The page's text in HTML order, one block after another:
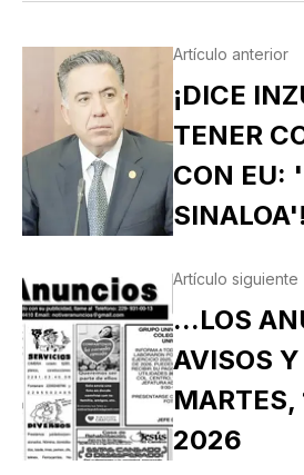
Artículo anterior
¡DICE
TENER
CON EU:
SINALOA'!
Artículo siguiente
...LOS
AVISOS
MARTES,
2026